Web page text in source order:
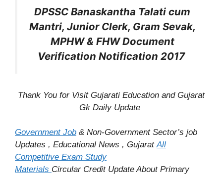
DPSSC Banaskantha Talati cum
Mantri, Junior Clerk, Gram Sevak,
MPHW & FHW Document
Verification Notification 2017
Thank You for Visit Gujarati Education and Gujarat
Gk Daily Update
Government Job & Non-Government Sector’s job
Updates , Educational News , GujaratAll
Competitive Exam Study
Materials Circular CreditUpdate About Primary